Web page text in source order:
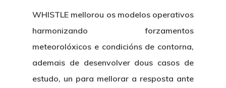
WHISTLE mellorou os modelos operativos
harmonizando forzamentos
meteorolóxicos e condicións de contorna,
ademais de desenvolver dous casos de
estudo, un para mellorar a resposta ante